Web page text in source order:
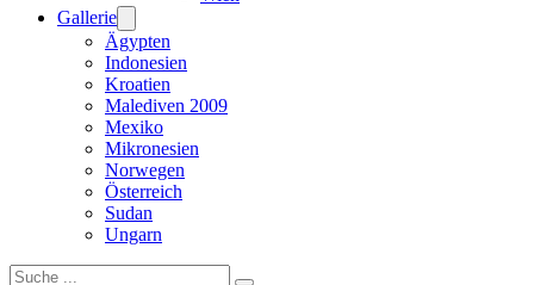
Gallerie
Ägypten
Indonesien
Kroatien
Malediven 2009
Mexiko
Mikronesien
Norwegen
Österreich
Sudan
Ungarn
Suchen